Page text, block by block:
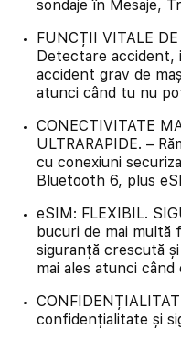
sondaje în Mesaje,
FUNCȚII VITALE
Detectare accident,
accident grav de
atunci când tu nu
CONECTIVITATE
ULTRARAPIDE. –
cu conexiuni
Bluetooth 6, plus
eSIM: FLEXIBIL.
bucuri de mai
siguranță crescută
mai ales atunci
confidențialitate și